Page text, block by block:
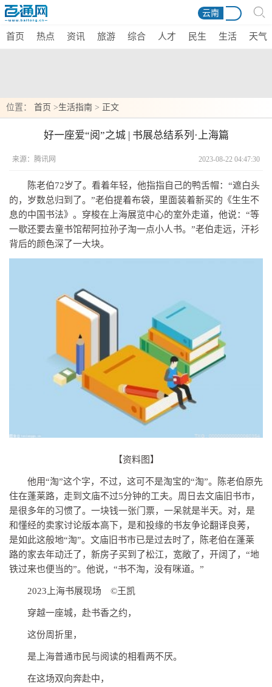
云南
首页 热点 资讯 旅游 综合 人才 民生 生活 天气
位置： 首页 >生活指南 > 正文
好一座爱“阅”之城 | 书展总结系列·上海篇
来源：腾讯网 2023-08-22 04:47:30
陈老伯72岁了。看着年轻，他指指自己的鸭舌帽：“遮白头
的，岁数总归到了。”老伯提着布袋，里面装着新买的《生生不
息的中国书法》。穿梭在上海展览中心的室外走道，他说：“等
一歇还要去童书馆帮阿拉孙子淘一点小人书。”老伯走远，汗衫
背后的颜色深了一大块。
【资料图】
他用“淘”这个字，不过，这可不是淘宝的“淘”。陈老伯原先
住在蓬莱路，走到文庙不过5分钟的工夫。周日去文庙旧书市，
是很多年的习惯了。一块钱一张门票，一呆就是半天。对，是
和懂经的卖家讨论版本高下，是和投缘的书友争论翻译良莠，
是如此这般地“淘”。文庙旧书市已是过去时了，陈老伯在蓬莱
路的家去年动迁了，新房子买到了松江，宽敞了，开阔了，“地
铁过来也便当的”。他说，“书不淘，没有咪道。”
2023上海书展现场 ©王凯
穿越一座城，赴书香之约，
这份周折里，
是上海普通市民与阅读的相看两不厌。
在这场双向奔赴中，